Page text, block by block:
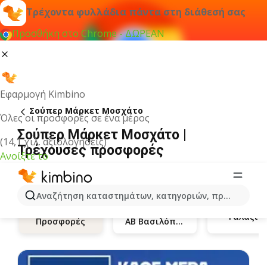
Τρέχοντα φυλλάδια πάντα στη διάθεσή σας
Προσθήκη στο Chrome - ΔΩΡΕΑΝ
Εφαρμογή Kimbino
Όλες οι προσφορές σε ένα μέρος
(14,1 χιλ. αξιολογήσεις)
Ανοίξτε το
Αναζήτηση καταστημάτων, κατηγοριών, προϊόντων...
Σούπερ Μάρκετ Μοσχάτο
Σούπερ Μάρκετ Μοσχάτο |
Τρέχουσες προσφορές
Προσφορές ΑΒ Βασιλόπουλος